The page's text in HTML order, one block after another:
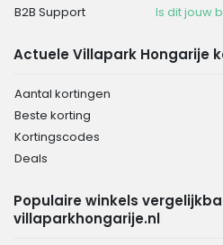
B2B Support
Is dit jouw
Actuele Villapark Hongarije
Aantal kortingen
Beste korting
Kortingscodes
Deals
Populaire winkels
villaparkhongarije.nl